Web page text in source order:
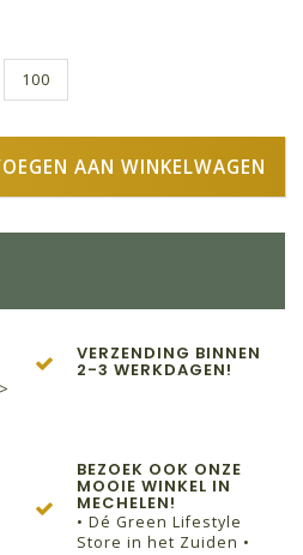
100
AAN WINKELWAGEN
VERZENDING BINNEN
2-3 WERKDAGEN!
BEZOEK OOK ONZE
MOOIE WINKEL IN
MECHELEN!
• Dé Green Lifestyle
Store in het Zuiden •